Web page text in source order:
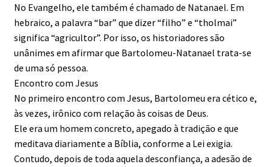
No Evangelho, ele também é chamado de Natanael. Em
hebraico, a palavra “bar” que dizer “filho” e “tholmai”
significa “agricultor”. Por isso, os historiadores são
unânimes em afirmar que Bartolomeu-Natanael trata-se
de uma só pessoa.
Encontro com Jesus
No primeiro encontro com Jesus, Bartolomeu era cético e,
às vezes, irônico com relação às coisas de Deus.
Ele era um homem concreto, apegado à tradição e que
meditava diariamente a Bíblia, conforme a Lei exigia.
Contudo, depois de toda aquela desconfiança, a adesão de